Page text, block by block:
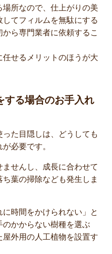
所なので、仕上がりの美
てフィルムを無駄にする
ら専門業者に依頼するこ
せるメリットのほうが大
する場合のお手入れ
た目隠しは、どうしても
必要です。
せんし、成長に合わせて
葉の掃除なども発生しま
に時間をかけられない」と
かからない樹種を選ぶ
外用の人工植物を設置す